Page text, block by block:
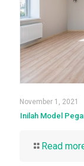
November 1, 2021
Inilah Model
Read